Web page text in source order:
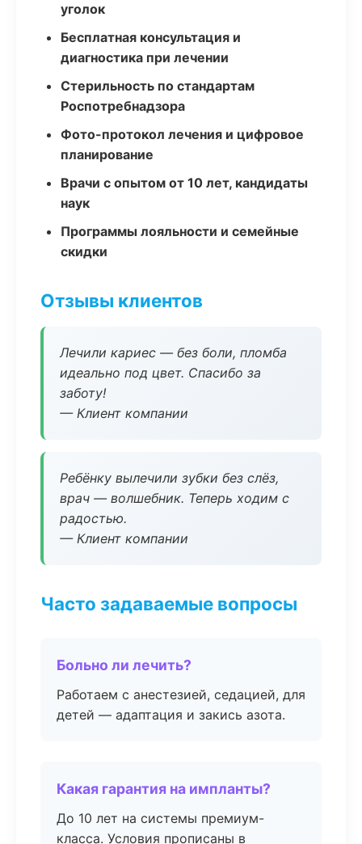
уголок
Бесплатная консультация и
диагностика при лечении
Стерильность по стандартам
Роспотребнадзора
Фото-протокол лечения и цифровое
планирование
Врачи с опытом от 10 лет, кандидаты
наук
Программы лояльности и семейные
скидки
Отзывы клиентов
Лечили кариес — без боли, пломба
идеально под цвет. Спасибо за
заботу!
— Клиент компании
Ребёнку вылечили зубки без слёз,
врач — волшебник. Теперь ходим с
радостью.
— Клиент компании
Часто задаваемые вопросы
Больно ли лечить?
Работаем с анестезией, седацией, для
детей — адаптация и закись азота.
Какая гарантия на импланты?
До 10 лет на системы премиум-
класса. Условия прописаны в